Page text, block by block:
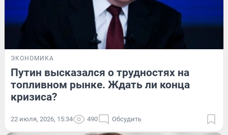
ЭКОНОМИКА
Путин высказался о трудностях на
топливном рынке. Ждать ли конца
кризиса?
22 июля, 2026, 15:34 490 Обсудить